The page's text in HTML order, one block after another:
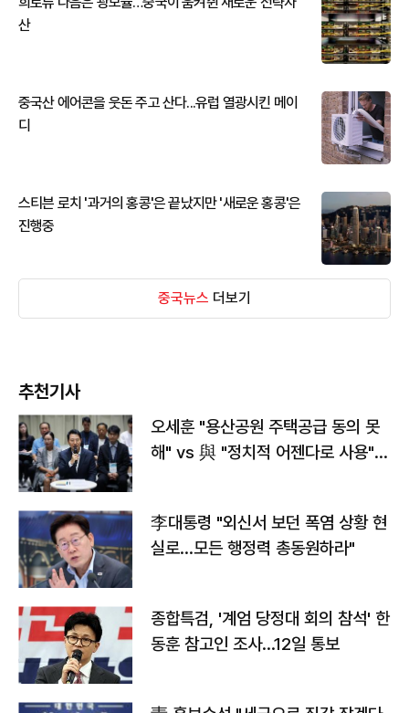
산
중국산 에어콘을 웃돈 주고 산다...유럽 열광시킨 메이
디
스티븐 로치 '과거의 홍콩'은 끝났지만 '새로운 홍콩'은
진행중
중국뉴스 더보기
추천기사
오세훈 "용산공원 주택공급 동의 못
해" vs 與 "정치적 어젠다로 사용"
李대통령 "외신서 보던 폭염 상황 현
실로…모든 행정력 총동원하라"
종합특검, '계엄 당정대 회의 참석' 한
동훈 참고인 조사...12일 통보